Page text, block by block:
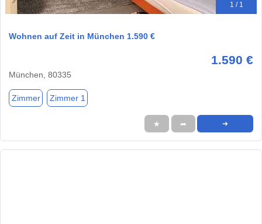
1 / 1
Wohnen auf Zeit in München 1.590 €
1.590 €
München, 80335
Zimmer Zimmer 1
★ ➦ ➜